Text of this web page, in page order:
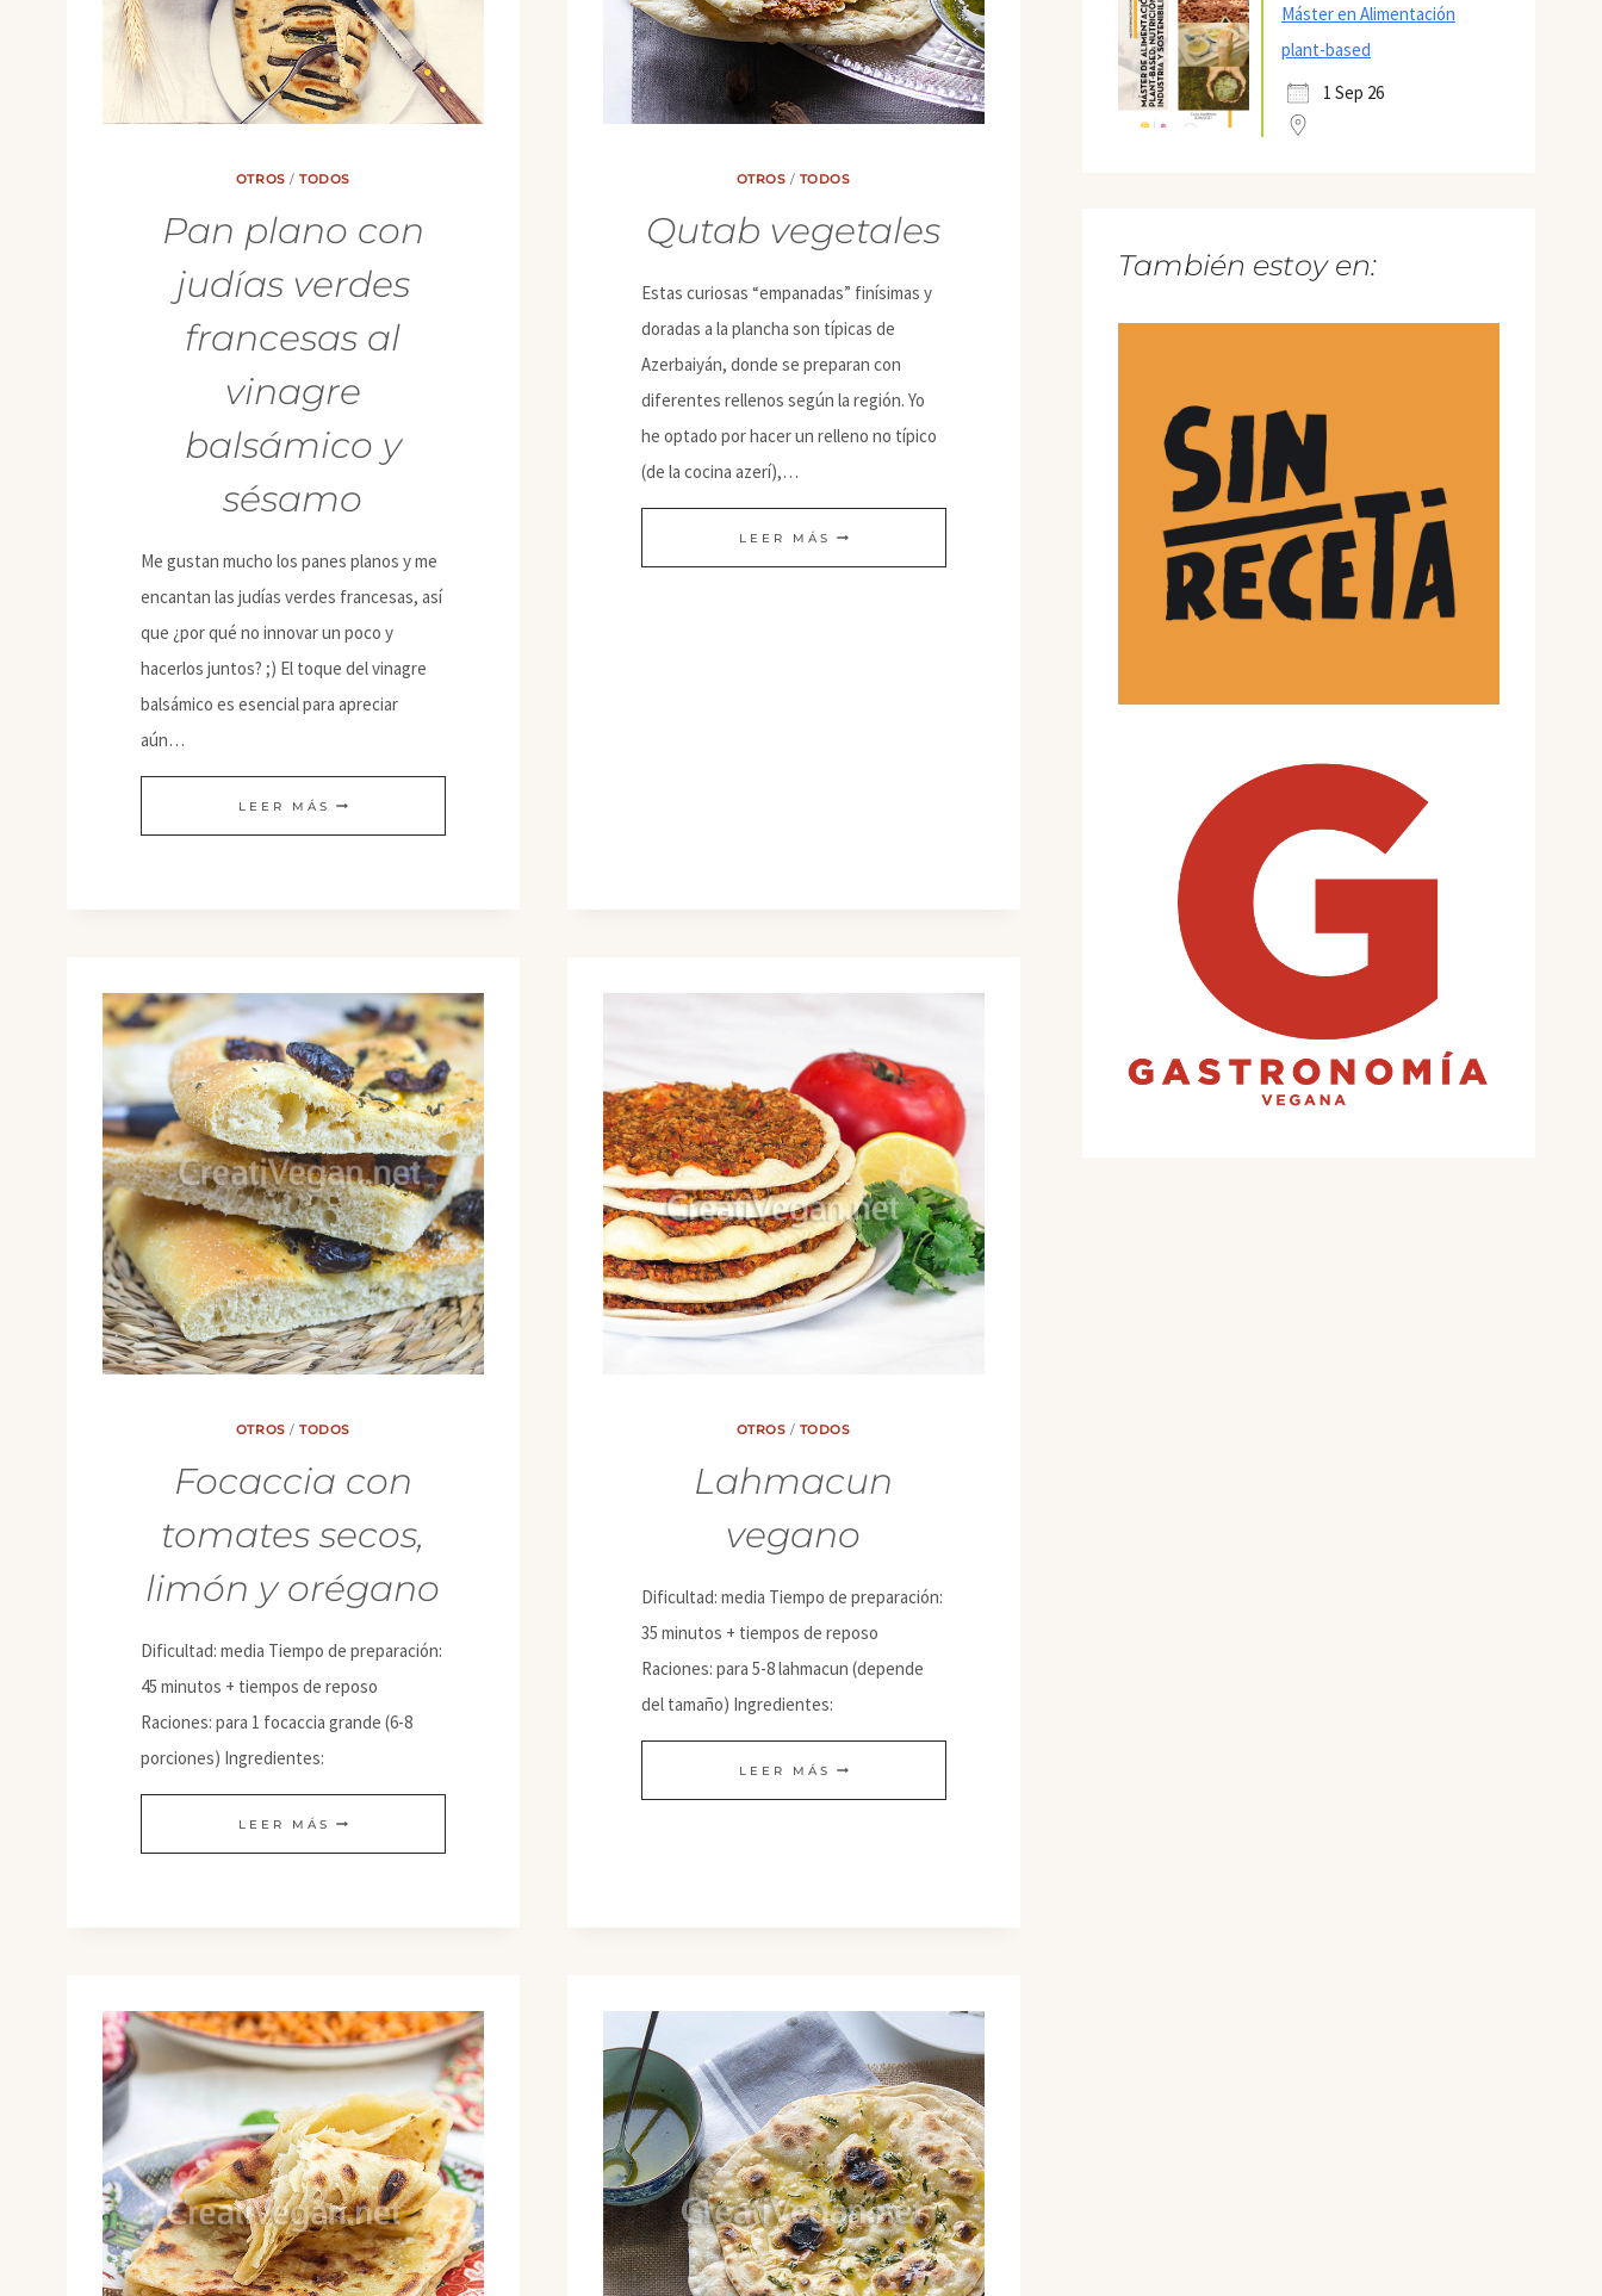
OTROS /TODOS
Pan plano con
judías verdes
francesas al
vinagre
balsámico y
sésamo
Me gustan mucho los panes planos y me
encantan las judías verdes francesas, así
que ¿por qué no innovar un poco y
hacerlos juntos? ;) El toque del vinagre
balsámico es esencial para apreciar
aún…
LEER MÁS PAN
PLANO
AL
VINAGRE
BALSÁMICO
Y
SÉSAMO
OTROS / TODOS
Qutab vegetales
Estas curiosas “empanadas” finísimas y
doradas a la plancha son típicas de
Azerbaiyán, donde se preparan con
diferentes rellenos según la región. Yo
he optado por hacer un relleno no típico
(de la cocina azerí),…
LEER MÁS QUTAB
VEGETALES
OTROS /TODOS
Focaccia con
tomates secos,
limón y orégano
Dificultad: media Tiempo de preparación:
45 minutos + tiempos de reposo
Raciones: para 1 focaccia grande (6-8
porciones) Ingredientes:
LEER MÁS FOCACCIA
CON
ORÉGANO
OTROS / TODOS
Lahmacun
vegano
Dificultad: media Tiempo de preparación:
35 minutos + tiempos de reposo
Raciones: para 5-8 lahmacun (depende
del tamaño) Ingredientes:
LEER MÁS LAHMACUN
VEGANO
Máster en Alimentación
plant-based
1 Sep 26
También estoy en: